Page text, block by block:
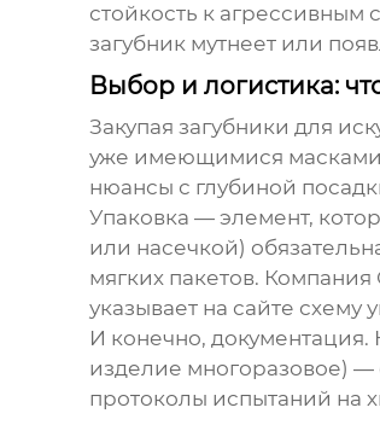
стойкость к
загубник мутнеет или
Выбор и логистика:
Закупая загубники для
уже имеющимися масками
нюансы с глубиной
Упаковка — элемент,
или насечкой)
мягких пакетов. Компания
указывает на сайте схему
И конечно,
изделие многоразовое) —
протоколы испытаний на